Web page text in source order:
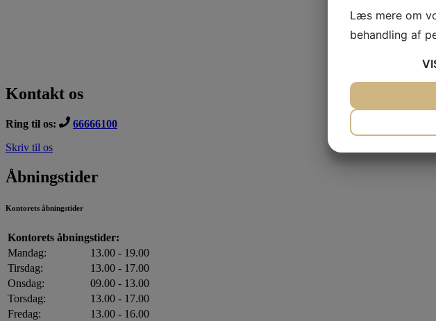
Kontakt os
Ring til os:
66666100
Skriv til os
Åbningstider
Kontorets åbningstider
Kontorets åbningstider:
Mandag:
13.00 - 19.00
Tirsdag:
13.00 - 17.00
Onsdag:
09.00 - 13.00
Torsdag:
13.00 - 17.00
Fredag:
13.00 - 16.00
Læs mere om
behandling af